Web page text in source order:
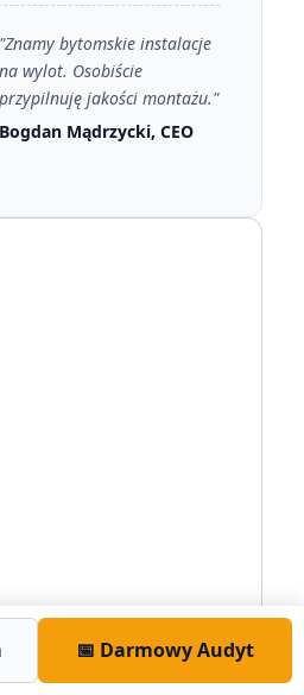
"Znamy bytomskie instalacje
na wylot. Osobiście
przypilnuję jakości montażu."
Bogdan Mądrzycki, CEO
📅 Darmowy Audyt